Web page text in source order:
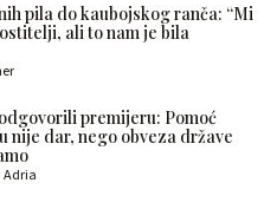
pila do kaubojskog ranča: “Mi
ali to nam je bila
premijeru: Pomoć
nije dar, nego obveza države
Adria